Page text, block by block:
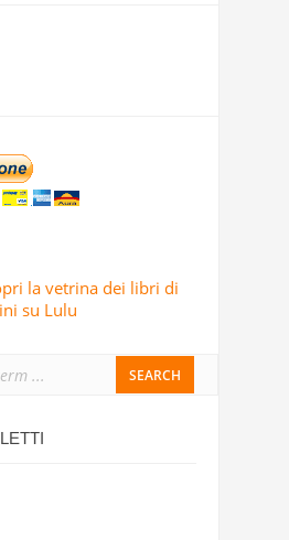
la vetrina dei libri di
su Lulu